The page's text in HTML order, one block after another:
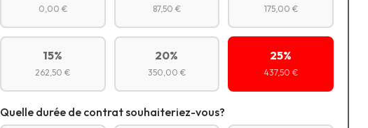
0,00 € 87,50 € 175,00 €
15%
262,50 €
20%
350,00 €
25%
437,50 €
Quelle durée de contrat souhaiteriez-vous?